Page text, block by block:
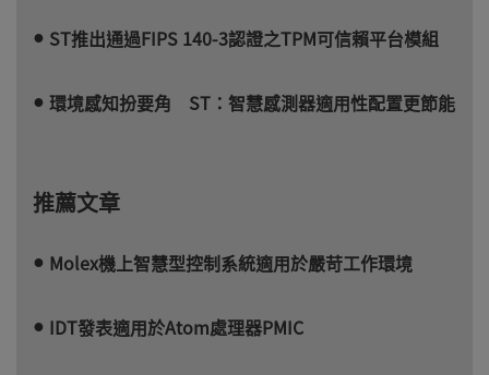
ST推出通過FIPS 140-3認證之TPM可信賴平台模組
環境感知扮要角 ST：智慧感測器適用性配置更節能
推薦文章
Molex機上智慧型控制系統適用於嚴苛工作環境
IDT發表適用於Atom處理器PMIC